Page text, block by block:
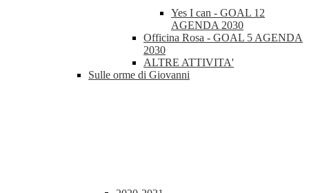
Yes I can - GOAL 12
AGENDA 2030
Officina Rosa - GOAL 5 AGENDA
2030
ALTRE ATTIVITA'
Sulle orme di Giovanni